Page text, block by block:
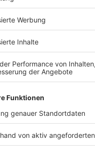
Sie bereit,